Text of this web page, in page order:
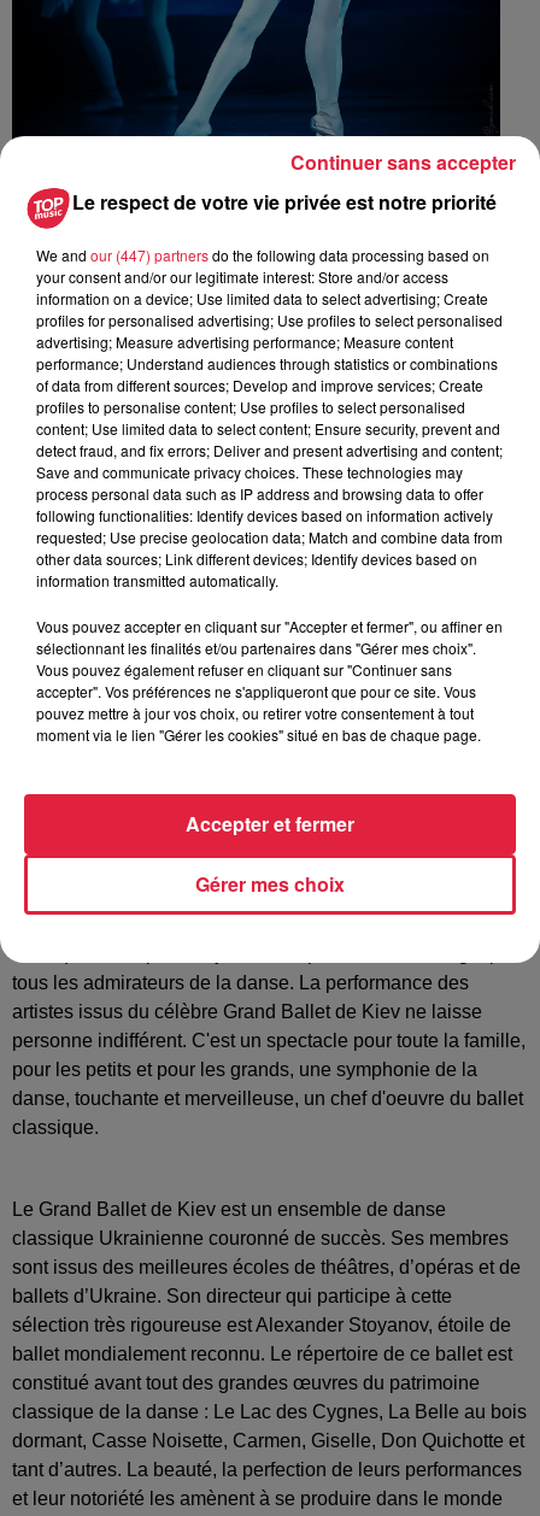
LE LAC DES CYGNES
Par Le Grand Ballet de Kiev
Ballet en trois actes de P. Tchaikovski –
Chorégraphie Marius Petipa Etoiles : A. SOTYANOV et E.
KHUKAR
Direction A. STOYANOV
35 artistes
Le lac des Cygnes ». Créé pour la première fois au Bolchoï,
le succès de ce ballet ne viendra que lorsque Marius Petipa
le reprend, c’est la chorégraphie qui est présentée lors de
cette tournée 2025 du Grand Ballet de Kiev. « Le Lac des
Cygnes » raconte l’histoire du prince Siegfried et d’Odette,
fille. Toutefois, le sorcier responsable de la malédiction
lui déclare aveuglément son amour. Ayant avoué ses
tous les admirateurs de la danse. La performance des
artistes issus du célèbre Grand Ballet de Kiev ne laisse
personne indifférent. C'est un spectacle pour toute la famille,
pour les petits et pour les grands, une symphonie de la
danse, touchante et merveilleuse, un chef d'oeuvre du ballet
classique.
Le Grand Ballet de Kiev est un ensemble de danse
classique Ukrainienne couronné de succès. Ses membres
sont issus des meilleures écoles de théâtres, d’opéras et de
ballets d’Ukraine. Son directeur qui participe à cette
sélection très rigoureuse est Alexander Stoyanov, étoile de
ballet mondialement reconnu. Le répertoire de ce ballet est
constitué avant tout des grandes œuvres du patrimoine
classique de la danse : Le Lac des Cygnes, La Belle au bois
dormant, Casse Noisette, Carmen, Giselle, Don Quichotte et
tant d’autres. La beauté, la perfection de leurs performances
et leur notoriété les amènent à se produire dans le monde
Le respect de votre vie privée est notre priorité
We and our (447) partnersdo the following data processing based on
your consent and/or our legitimate interest: Store and/or access
information on a device; Use limited data to select advertising; Create
profiles for personalised advertising; Use profiles to select personalised
advertising; Measure advertising performance; Measure content
performance; Understand audiences through statistics or combinations
of data from different sources; Develop and improve services; Create
profiles to personalise content; Use profiles to select personalised
content; Use limited data to select content; Ensure security, prevent and
detect fraud, and fix errors; Deliver and present advertising and content;
Save and communicate privacy choices. These technologies may
process personal data such as IP address and browsing data to offer
following functionalities: Identify devices based on information actively
requested; Use precise geolocation data; Match and combine data from
other data sources; Link different devices; Identify devices based on
information transmitted automatically.
Vous pouvez accepter en cliquant sur "Accepter et fermer", ou affiner en
sélectionnant les finalités et/ou partenaires dans "Gérer mes choix".
Vous pouvez également refuser en cliquant sur "Continuer sans
accepter". Vos préférences ne s'appliqueront que pour ce site. Vous
pouvez mettre à jour vos choix, ou retirer votre consentement à tout
moment via le lien "Gérer les cookies" situé en bas de chaque page.
Gérer mes choix
Accepter et fermer
Continuer sans accepter